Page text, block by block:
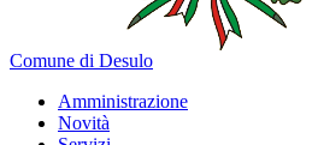
Comune di Desulo
Amministrazione
Novità